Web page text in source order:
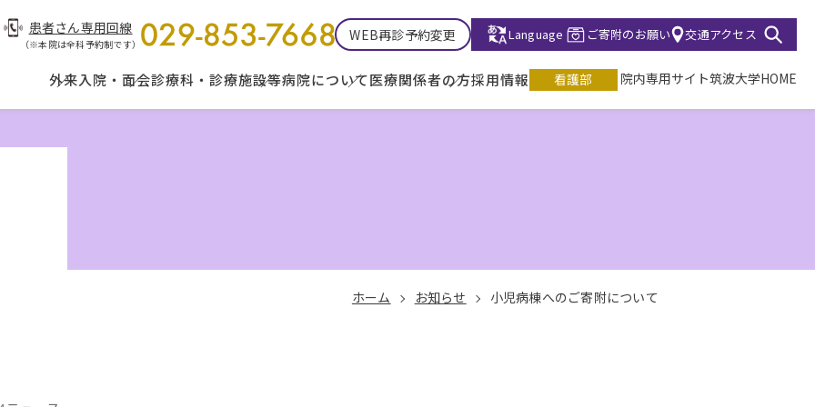
患者さん専用回線
（※本院は全科予約制です）
WEB再診予約変更 Language ご寄附のお願い 交通アクセス
外来入院・面会診療科・診療施設等病院について医療関係者の方採用情報 看護部 院内専用サイト筑波大学HOME
ホーム お知らせ 小児病棟へのご寄附について